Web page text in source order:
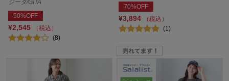
ジータ/GITA
50%OFF
¥2,545
（税込）
(8)
70%OFF
¥3,894
（税込）
(1)